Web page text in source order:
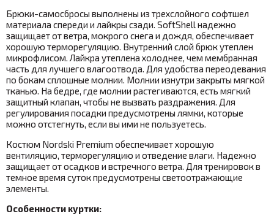
Брюки-самосбросы выполнены из трехслойного софтшел
материала спереди и лайкры сзади. SoftShell надежно
защищает от ветра, мокрого снега и дождя, обеспечивает
хорошую терморегуляцию. Внутренний слой брюк утеплен
микрофлисом. Лайкра утеплена холоднее, чем мембранная
часть для лучшего влагоотвода. Для удобства переодевания
по бокам сплошные молнии. Молнии изнутри закрыты мягкой
тканью. На бедре, где молнии растегиваются, есть мягкий
защитный клапан, чтобы не вызвать раздражения. Для
регулирования посадки предусмотрены лямки, которые
можно отстегнуть, если вы ими не пользуетесь.
Костюм Nordski Premium обеспечивает хорошую
вентиляцию, терморегуляцию и отведение влаги. Надежно
защищает от осадков и встречного ветра. Для тренировок в
темное время суток предусмотрены светоотражающие
элементы.
Особенности куртки: